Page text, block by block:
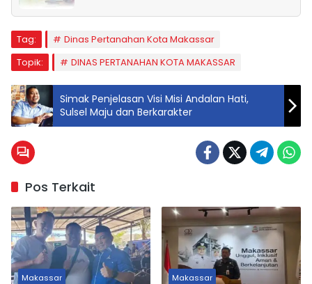
Tag:
Dinas Pertanahan Kota Makassar
Topik:
DINAS PERTANAHAN KOTA MAKASSAR
Simak Penjelasan Visi Misi Andalan Hati,
Sulsel Maju dan Berkarakter
Pos Terkait
Makassar Makassar